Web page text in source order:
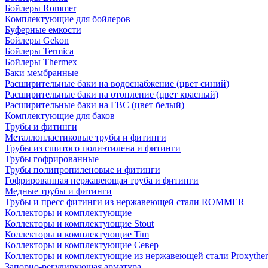
Бойлеры Rommer
Комплектующие для бойлеров
Буферные емкости
Бойлеры Gekon
Бойлеры Termica
Бойлеры Thermex
Баки мембранные
Расширительные баки на водоснабжение (цвет синий)
Расширительные баки на отопление (цвет красный)
Расширительные баки на ГВС (цвет белый)
Комплектующие для баков
Трубы и фитинги
Металлопластиковые трубы и фитинги
Трубы из сшитого полиэтилена и фитинги
Трубы гофрированные
Трубы полипропиленовые и фитинги
Гофрированная нержавеющая труба и фитинги
Медные трубы и фитинги
Трубы и пресс фитинги из нержавеющей стали ROMMER
Коллекторы и комплектующие
Коллекторы и комплектующие Stout
Коллекторы и комплектующие Tim
Коллекторы и комплектующие Север
Коллекторы и комплектующие из нержавеющей стали